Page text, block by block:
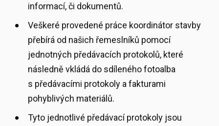
informací, či dokumentů.
Veškeré provedené práce koordinátor stavby
přebírá od našich řemeslníků pomocí
jednotných předávacích protokolů, které
následně vkládá do sdíleného fotoalba
s předávacími protokoly a fakturami
pohyblivých materiálů.
Tyto jednotlivé předávací protokoly jsou